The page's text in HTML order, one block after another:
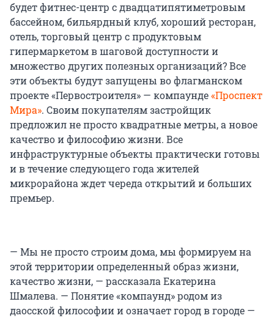
будет фитнес-центр с двадцатипятиметровым
бассейном, бильярдный клуб, хороший ресторан,
отель, торговый центр с продуктовым
гипермаркетом в шаговой доступности и
множество других полезных организаций? Все
эти объекты будут запущены во флагманском
проекте «Первостроителя» — компаунде«Проспект
Мира». Своим покупателям застройщик
предложил не просто квадратные метры, а новое
качество и философию жизни. Все
инфраструктурные объекты практически готовы
и в течение следующего года жителей
микрорайона ждет череда открытий и больших
премьер.
— Мы не просто строим дома, мы формируем на
этой территории определенный образ жизни,
качество жизни, — рассказала Екатерина
Шмалева. — Понятие «компаунд» родом из
даосской философии и означает город в городе —